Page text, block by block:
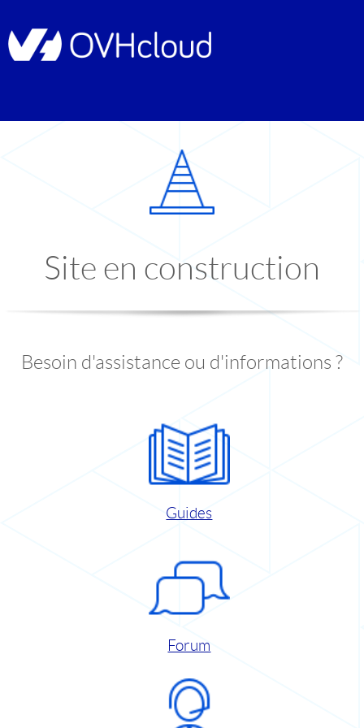
Site en construction
Besoin d'assistance ou d'informations ?
Guides
Forum